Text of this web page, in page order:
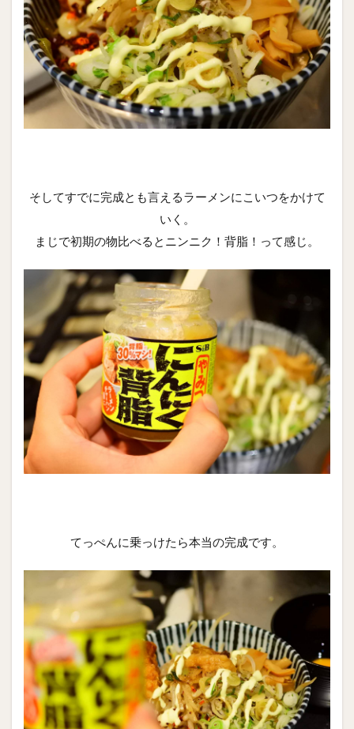
そしてすでに完成とも言えるラーメンにこいつをかけて
いく。
まじで初期の物比べるとニンニク！背脂！って感じ。
てっぺんに乗っけたら本当の完成です。